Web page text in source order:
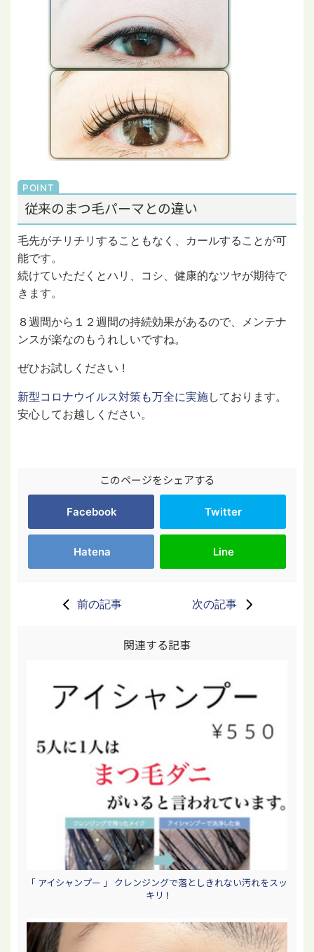
従来のまつ毛パーマとの違い
毛先がチリチリすることもなく、カールすることが可
能です。
続けていただくとハリ、コシ、健康的なツヤが期待で
きます。
８週間から１２週間の持続効果があるので、メンテナ
ンスが楽なのもうれしいですね。
ぜひお試しください !
新型コロナウイルス対策も万全に実施しております。
安心してお越しください。
このページをシェアする
Facebook Twitter
Hatena Line
前の記事 次の記事
関連する記事
「 アイシャンプー 」 クレンジングで落としきれない汚れをスッ
キリ !